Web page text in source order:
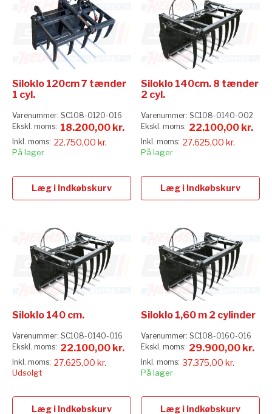
22.750,00 kr.
18.200,00 kr.
Siloklo 120cm 7 tænder
1 cyl.
Varenummer: SC108-0120-016
På lager
Læg i Indkøbskurv
27.625,00 kr.
22.100,00 kr.
Siloklo 140cm. 8 tænder
2 cyl.
Varenummer: SC108-0140-002
På lager
Læg i Indkøbskurv
27.625,00 kr.
22.100,00 kr.
Siloklo 140 cm.
Varenummer: SC108-0140-016
Udsolgt
Læg i Indkøbskurv
37.375,00 kr.
29.900,00 kr.
Siloklo 1,60 m 2 cylinder
Varenummer: SC108-0160-016
På lager
Læg i Indkøbskurv